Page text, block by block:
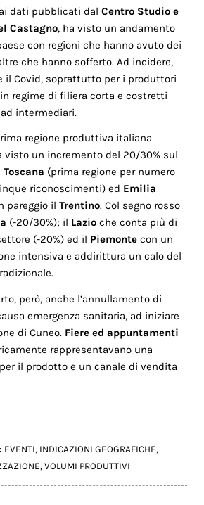
dati pubblicati dalCentro Studio e
Castagno, ha visto un andamento
con regioni che hanno avuto dei
che hanno sofferto. Ad incidere,
il Covid, soprattutto per i produttori
regime di filiera corta e costretti
intermediari.
regione produttiva italiana
visto un incremento del 20/30% sul
Toscana (prima regione per numero
riconoscimenti) ed Emilia
pareggio ilTrentino. Col segno rosso
(-20/30%); il Lazio che conta più di
(-20%) ed il Piemonte con un
intensiva e addirittura un calo del
però, anche l’annullamento di
emergenza sanitaria, ad iniziare
di Cuneo. Fiere ed appuntamenti
rappresentavano una
il prodotto e un canale di vendita
EVENTI, INDICAZIONI GEOGRAFICHE,
,VOLUMI PRODUTTIVI